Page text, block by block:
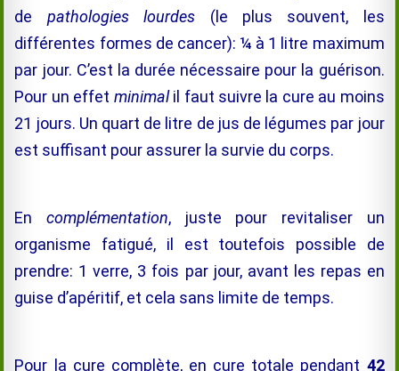
de pathologies lourdes (le plus souvent, les
différentes formes de cancer): ¼ à 1 litre maximum
par jour. C’est la durée nécessaire pour la guérison.
Pour un effet minimalil faut suivre la cure au moins
21 jours. Un quart de litre de jus de légumes par jour
est suffisant pour assurer la survie du corps.
Encomplémentation, juste pour revitaliser un
organisme fatigué, il est toutefois possible de
prendre: 1 verre, 3 fois par jour, avant les repas en
guise d’apéritif, et cela sans limite de temps.
Pour la cure complète, en cure totale pendant 42